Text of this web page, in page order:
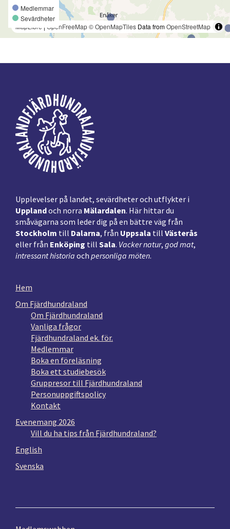
Medlemmar
Sevärdheter
MapLibre | OpenFreeMap© OpenMapTiles Data fromOpenStreetMap
Footer
Upplevelser på landet, sevärdheter och utflykter i
Upplandoch norra Mälardalen. Här hittar du
småvägarna som leder dig på en bättre väg från
Stockholm till Dalarna, från Uppsala till Västerås
eller från Enköping till Sala. Vacker natur, god mat,
intressant historia och personliga möten.
Hem
Om Fjärdhundraland
Om Fjärdhundraland
Vanliga frågor
Fjärdhundraland ek. för.
Medlemmar
Boka en föreläsning
Boka ett studiebesök
Gruppresor till Fjärdhundraland
Personuppgiftspolicy
Kontakt
Evenemang 2026
Vill du ha tips från Fjärdhundraland?
English
Svenska